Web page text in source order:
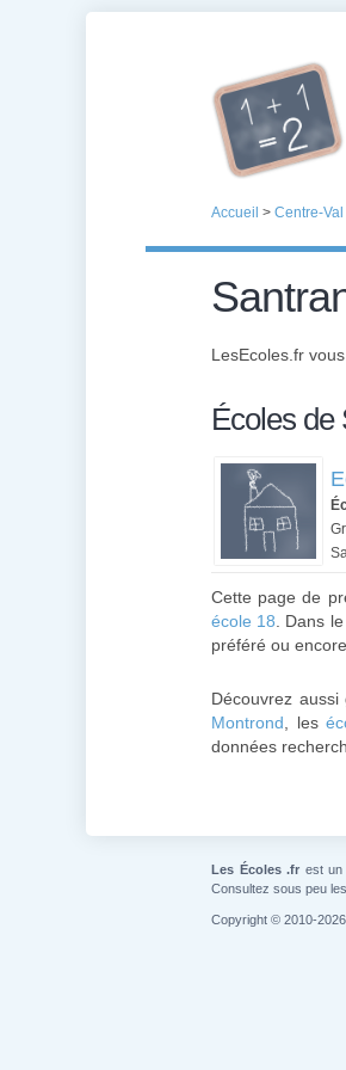
Accueil > Centre-
LesEcoles.fr
Écoles de
Cette page de
école 18 . Dans
préféré ou
Découvrez
Montrond , les
données
Les Écoles .fr est un
Consultez sous peu
Copyright © 2010-